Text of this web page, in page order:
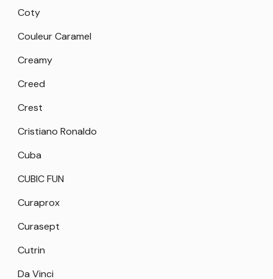
Coty
Couleur Caramel
Creamy
Creed
Crest
Cristiano Ronaldo
Cuba
CUBIC FUN
Curaprox
Curasept
Cutrin
Da Vinci